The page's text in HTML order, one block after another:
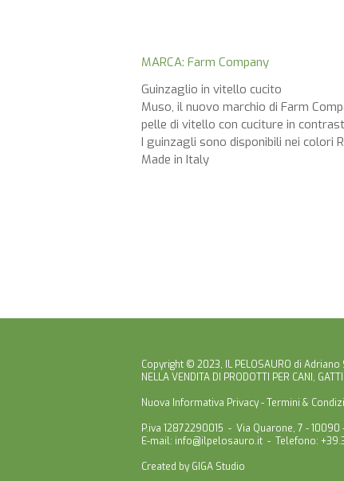
MARCA: Farm Company
Guinzaglio in vitello cucito
Muso, il nuovo marchio di Farm
pelle di vitello con cuciture in
I guinzagli sono disponibili nei colori
Made in Italy
Copyright © 2023, IL PELOSAURO di
NELLA VENDITA DI PRODOTTI PER CANI,
Nuova Informativa Privacy-Termini &
P.iva 12872290015 - Via Quarone, 7 -
E-mail: info@ilpelosauro.it - Telefono:
Created by GIGA Studio